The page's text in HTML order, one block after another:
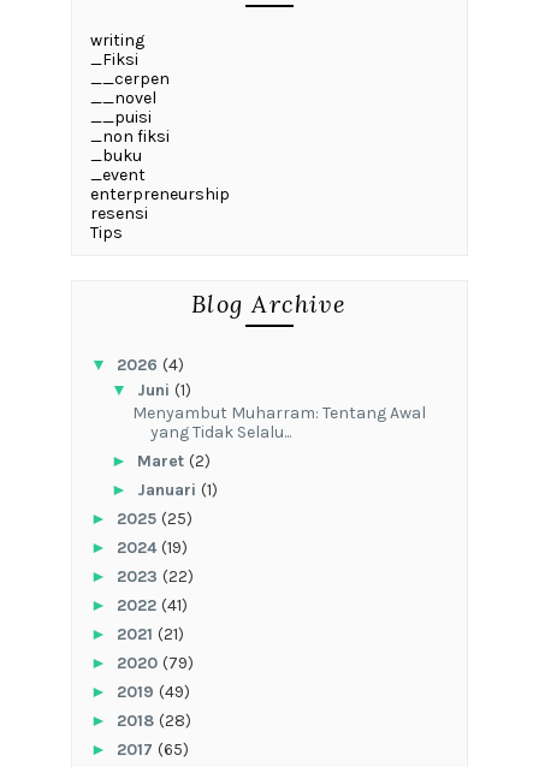
writing
_Fiksi
__cerpen
__novel
__puisi
_non fiksi
_buku
_event
enterpreneurship
resensi
Tips
Blog Archive
▼ 2026 (4)
▼ Juni (1)
Menyambut Muharram: Tentang Awal
yang Tidak Selalu...
► Maret (2)
► Januari (1)
► 2025 (25)
► 2024(19)
► 2023 (22)
► 2022 (41)
► 2021 (21)
► 2020 (79)
► 2019 (49)
► 2018 (28)
► 2017 (65)